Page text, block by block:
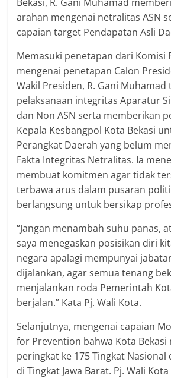
arahan mengenai netralitas ASN
capaian target Pendapatan Asli
Memasuki penetapan dari Komisi
mengenai penetapan Calon
Wakil Presiden, R. Gani Muhamad
pelaksanaan integritas Aparatur
dan Non ASN serta memberikan
Kepala Kesbangpol Kota Bekasi
Perangkat Daerah yang belum
Fakta Integritas Netralitas. Ia
membuat komitmen agar tidak
terbawa arus dalam pusaran
berlangsung untuk bersikap
“Jangan menambah suhu panas,
saya menegaskan posisikan diri
negara apalagi mempunyai
dijalankan, agar semua tenang
menjalankan roda Pemerintah
berjalan.” Kata Pj. Wali Kota.
Selanjutnya, mengenai capaian
for Prevention bahwa Kota Bekasi
peringkat ke 175 Tingkat
di Tingkat Jawa Barat. Pj. Wali